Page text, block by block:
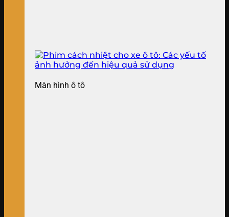
Màn hình ô tô